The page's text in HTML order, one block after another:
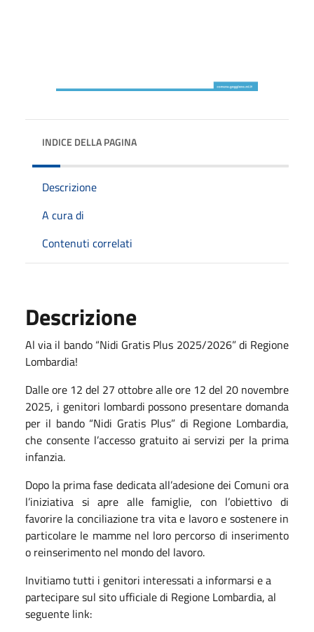
INDICE DELLA PAGINA
Descrizione
A cura di
Contenuti correlati
Descrizione
Al via il bando “Nidi Gratis Plus 2025/2026” di Regione
Lombardia!
Dalle ore 12 del 27 ottobre alle ore 12 del 20 novembre
2025, i genitori lombardi possono presentare domanda
per il bando “Nidi Gratis Plus” di Regione Lombardia,
che consente l’accesso gratuito ai servizi per la prima
infanzia.
Dopo la prima fase dedicata all’adesione dei Comuni ora
l’iniziativa si apre alle famiglie, con l’obiettivo di
favorire la conciliazione tra vita e lavoro e sostenere in
particolare le mamme nel loro percorso di inserimento
o reinserimento nel mondo del lavoro.
Invitiamo tutti i genitori interessati a informarsi e a
partecipare sul sito ufficiale di Regione Lombardia, al
seguente link: